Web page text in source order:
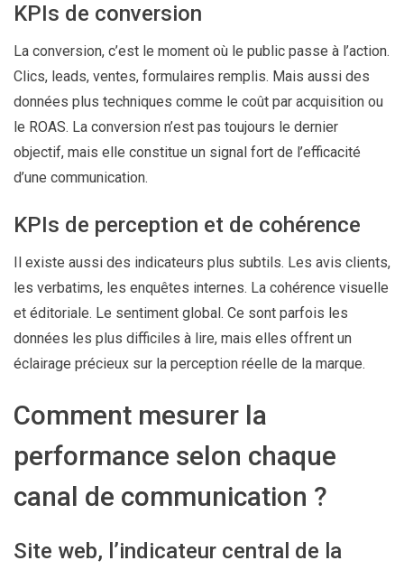
KPIs de conversion
La conversion, c’est le moment où le public passe à l’action.
Clics, leads, ventes, formulaires remplis. Mais aussi des
données plus techniques comme le coût par acquisition ou
le ROAS. La conversion n’est pas toujours le dernier
objectif, mais elle constitue un signal fort de l’efficacité
d’une communication.
KPIs de perception et de cohérence
Il existe aussi des indicateurs plus subtils. Les avis clients,
les verbatims, les enquêtes internes. La cohérence visuelle
et éditoriale. Le sentiment global. Ce sont parfois les
données les plus difficiles à lire, mais elles offrent un
éclairage précieux sur la perception réelle de la marque.
Comment mesurer la
performance selon chaque
canal de communication ?
Site web, l’indicateur central de la